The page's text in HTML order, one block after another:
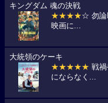
キングダム 魂の決戦
★★★★☆ 勿論
映画に...
大統領のケーキ
★★★★★ 戦
にならなく...